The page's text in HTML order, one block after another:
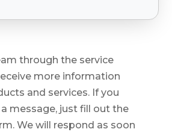
through the service
more information
and services. If you
message, just fill out the
We will respond as soon